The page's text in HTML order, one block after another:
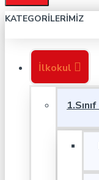
KATEGORILERIMIZ
İlkokul
1.Sınıf